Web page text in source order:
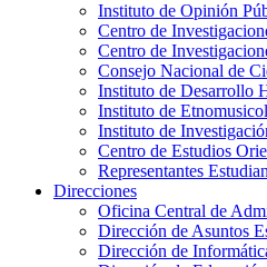
Instituto de Opinión
Centro de
Centro de
Consejo Nacional de
Instituto de Desarrollo
Instituto de
Instituto de
Centro de Estudios
Representantes
Direcciones
Oficina Central de
Dirección de Asuntos
Dirección de